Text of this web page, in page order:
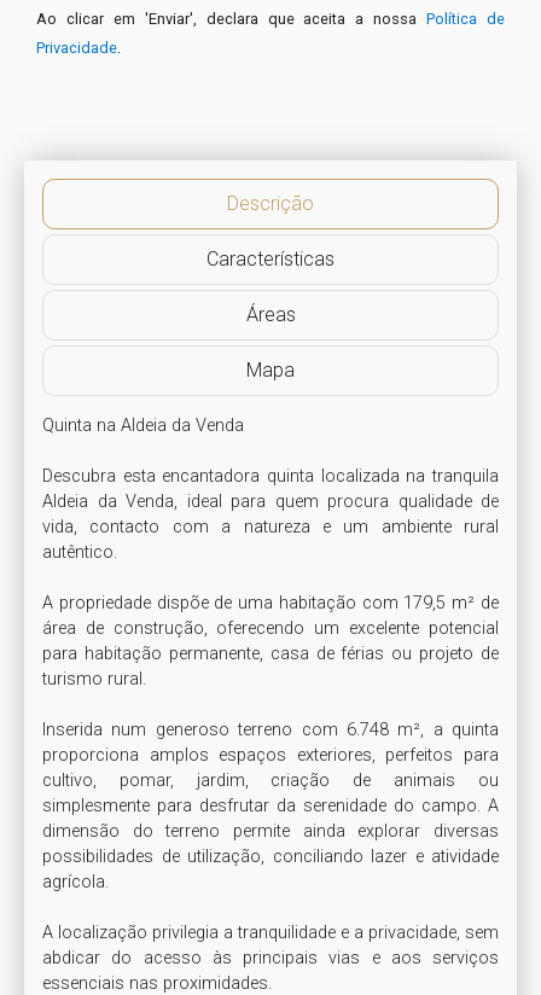
Ao clicar em 'Enviar', declara que aceita a nossaPolítica de
Privacidade
Descrição
Características
Áreas
Mapa
Quinta na Aldeia da Venda
Descubra esta encantadora quinta localizada na tranquila
Aldeia da Venda, ideal para quem procura qualidade de
vida, contacto com a natureza e um ambiente rural
autêntico.
A propriedade dispõe de uma habitação com 179,5 m² de
área de construção, oferecendo um excelente potencial
para habitação permanente, casa de férias ou projeto de
turismo rural.
Inserida num generoso terreno com 6.748 m², a quinta
proporciona amplos espaços exteriores, perfeitos para
cultivo, pomar, jardim, criação de animais ou
simplesmente para desfrutar da serenidade do campo. A
dimensão do terreno permite ainda explorar diversas
possibilidades de utilização, conciliando lazer e atividade
agrícola.
A localização privilegia a tranquilidade e a privacidade, sem
abdicar do acesso às principais vias e aos serviços
essenciais nas proximidades.